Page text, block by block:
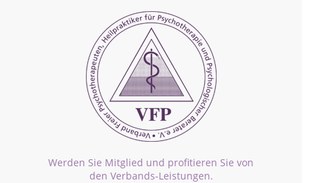
Werden Sie Mitglied und profitieren Sie von
den Verbands-Leistungen.